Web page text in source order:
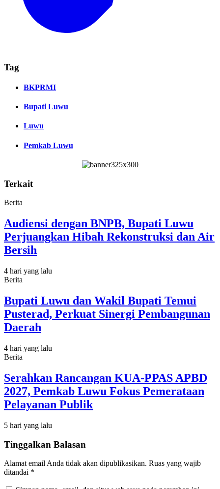
Tag
BKPRMI
Bupati Luwu
Luwu
Pemkab Luwu
Terkait
Berita
Audiensi dengan BNPB, Bupati Luwu
Perjuangkan Hibah Rekonstruksi dan Air
Bersih
4 hari yang lalu
Berita
Bupati Luwu dan Wakil Bupati Temui
Pusterad, Perkuat Sinergi Pembangunan
Daerah
4 hari yang lalu
Berita
Serahkan Rancangan KUA-PPAS APBD
2027, Pemkab Luwu Fokus Pemerataan
Pelayanan Publik
5 hari yang lalu
Tinggalkan Balasan
Alamat email Anda tidak akan dipublikasikan. Ruas yang wajib
ditandai *